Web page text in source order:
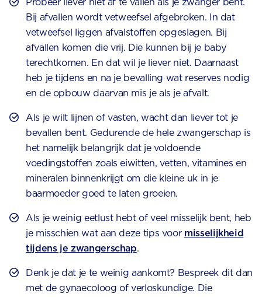
Bij afvallen wordt vetweefsel afgebroken. In dat
vetweefsel liggen afvalstoffen opgeslagen. Bij
afvallen komen die vrij. Die kunnen bij je baby
terechtkomen. En dat wil je liever niet. Daarnaast
heb je tijdens en na je bevalling wat reserves nodig
en de opbouw daarvan mis je als je afvalt.
Als je wilt lijnen of vasten, wacht dan liever tot je
bevallen bent. Gedurende de hele zwangerschap is
het namelijk belangrijk dat je voldoende
voedingstoffen zoals eiwitten, vetten, vitamines en
mineralen binnenkrijgt om die kleine uk in je
baarmoeder goed te laten groeien.
Als je weinig eetlust hebt of veel misselijk bent, heb
je misschien wat aan deze tips voor misselijkheid
tijdens je zwangerschap.
Denk je dat je te weinig aankomt? Bespreek dit dan
met de gynaecoloog of verloskundige. Die